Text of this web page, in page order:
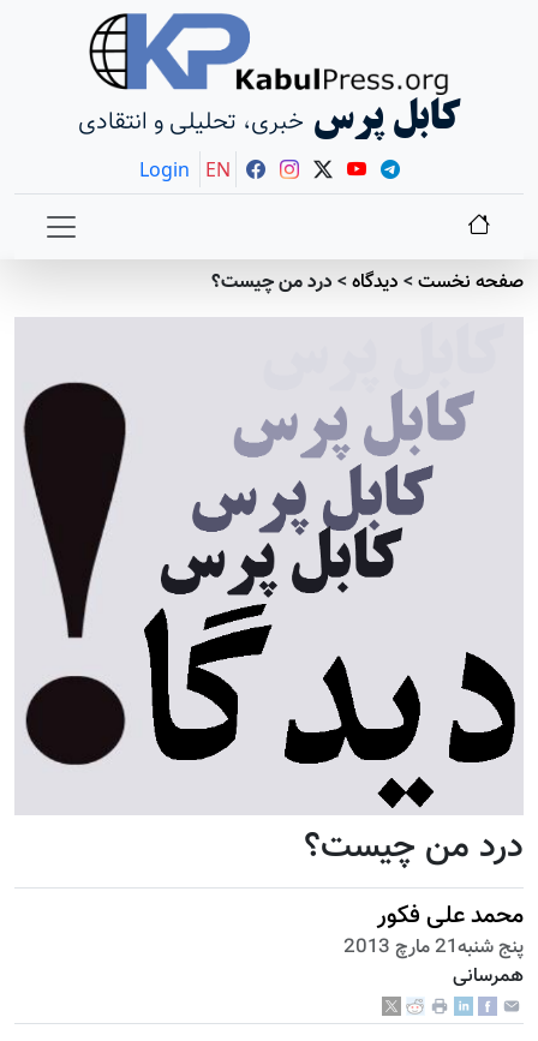
کابل پرس خبری، تحلیلی و انتقادی
Login EN
صفحه نخست> دیدگاه> درد من چیست؟
درد من چیست؟
محمد علی فکور
پنج شنبه21 مارچ 2013
همرسانی